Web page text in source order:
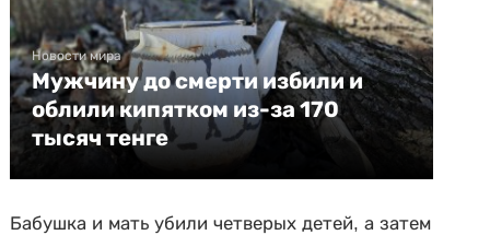
Новости мира
Мужчину до смерти избили и
облили кипятком из-за 170
тысяч тенге
Бабушка и мать убили четверых детей, а затем